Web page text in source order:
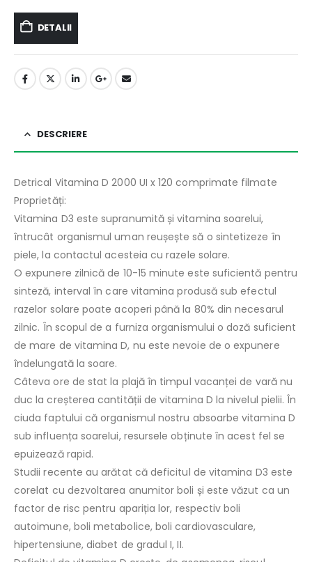
DETALII
DESCRIERE
Detrical Vitamina D 2000 UI x 120 comprimate filmate
Proprietăți:
Vitamina D3 este supranumită și vitamina soarelui,
întrucât organismul uman reușește să o sintetizeze în
piele, la contactul acesteia cu razele solare.
O expunere zilnică de 10-15 minute este suficientă pentru
sinteză, interval în care vitamina produsă sub efectul
razelor solare poate acoperi până la 80% din necesarul
zilnic. În scopul de a furniza organismului o doză suficient
de mare de vitamina D, nu este nevoie de o expunere
îndelungată la soare.
Câteva ore de stat la plajă în timpul vacanței de vară nu
duc la creșterea cantității de vitamina D la nivelul pielii. În
ciuda faptului că organismul nostru absoarbe vitamina D
sub influența soarelui, resursele obținute în acest fel se
epuizează rapid.
Studii recente au arătat că deficitul de vitamina D3 este
corelat cu dezvoltarea anumitor boli și este văzut ca un
factor de risc pentru apariția lor, respectiv boli
autoimune, boli metabolice, boli cardiovasculare,
hipertensiune, diabet de gradul I, II.